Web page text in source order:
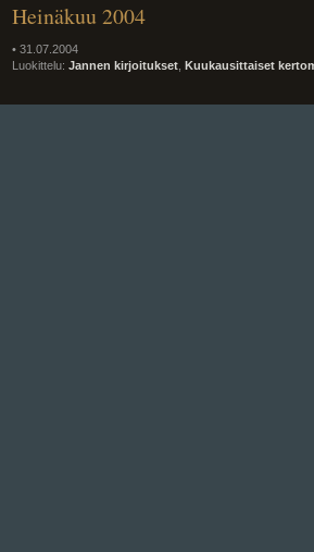
Heinäkuu 2004
• 31.07.2004
Luokittelu: Jannen kirjoitukset Kuukausittaiset